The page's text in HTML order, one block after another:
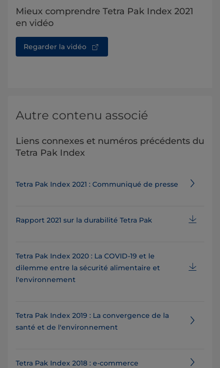
Mieux comprendre Tetra Pak Index 2021
en vidéo
Regarder la vidéo
Autre contenu associé
Liens connexes et numéros précédents du
Tetra Pak Index
Tetra Pak Index 2021 : Communiqué de presse
Rapport 2021 sur la durabilité Tetra Pak
Tetra Pak Index 2020 : La COVID-19 et le
dilemme entre la sécurité alimentaire et
l'environnement
Tetra Pak Index 2019 : La convergence de la
santé et de l'environnement
Tetra Pak Index 2018 : e-commerce